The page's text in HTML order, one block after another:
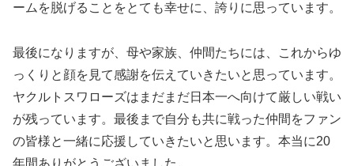
ームを脱げることをとても幸せに、誇りに思っています。
最後になりますが、母や家族、仲間たちには、これからゆ
っくりと顔を見て感謝を伝えていきたいと思っています。
ヤクルトスワローズはまだまだ日本一へ向けて厳しい戦い
が残っています。最後まで自分も共に戦った仲間をファン
の皆様と一緒に応援していきたいと思います。本当に20
年間ありがとうございました。